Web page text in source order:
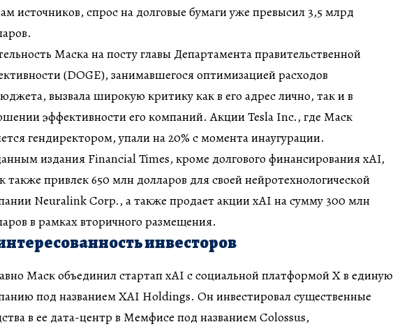
источников, спрос на долговые бумаги уже превысил 3,5 млрд
Маска на посту главы Департамента правительственной
(DOGE), занимавшегося оптимизацией расходов
вызвала широкую критику как в его адрес лично, так и в
эффективности его компаний. Акции Tesla Inc., где Маск
гендиректором, упали на 20% с момента инаугурации.
издания Financial Times, кроме долгового финансирования xAI,
также привлек 650 млн долларов для своей нейротехнологической
Neuralink Corp., а также продает акции xAI на сумму 300 млн
в рамках вторичного размещения.
инвесторов
Маск объединил стартап xAI с социальной платформой X в единую
под названием XAI Holdings. Он инвестировал существенные
в ее дата-центр в Мемфисе под названием Colossus,